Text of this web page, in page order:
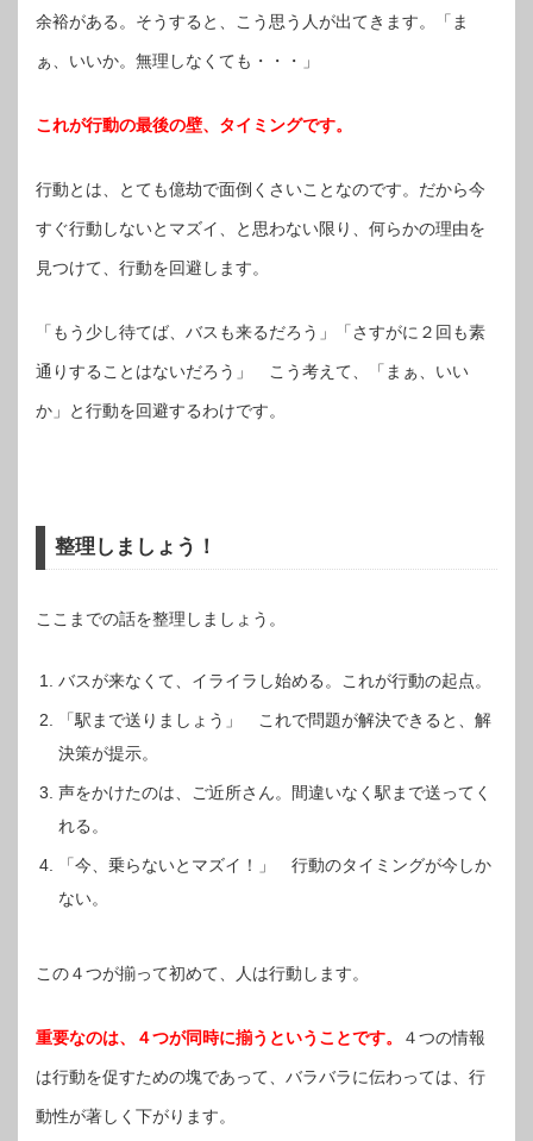
余裕がある。そうすると、こう思う人が出てきます。「ま
ぁ、いいか。無理しなくても・・・」
これが行動の最後の壁、タイミングです。
行動とは、とても億劫で面倒くさいことなのです。だから今
すぐ行動しないとマズイ、と思わない限り、何らかの理由を
見つけて、行動を回避します。
「もう少し待てば、バスも来るだろう」「さすがに２回も素
通りすることはないだろう」 こう考えて、「まぁ、いい
か」と行動を回避するわけです。
整理しましょう！
ここまでの話を整理しましょう。
バスが来なくて、イライラし始める。これが行動の起点。
「駅まで送りましょう」 これで問題が解決できると、解
決策が提示。
声をかけたのは、ご近所さん。間違いなく駅まで送ってく
れる。
「今、乗らないとマズイ！」 行動のタイミングが今しか
ない。
この４つが揃って初めて、人は行動します。
重要なのは、４つが同時に揃うということです。 ４つの情報
は行動を促すための塊であって、バラバラに伝わっては、行
動性が著しく下がります。